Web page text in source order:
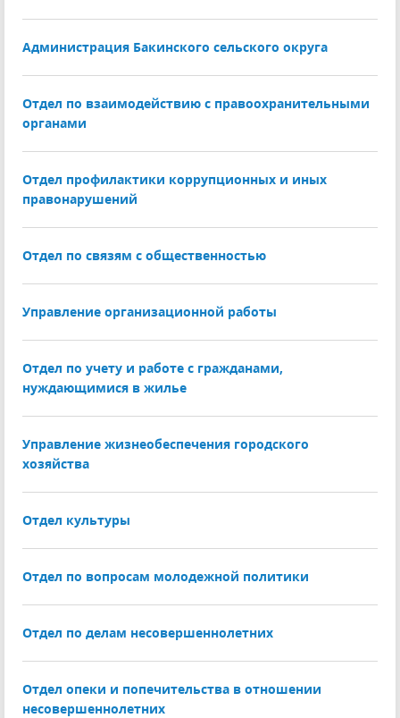
Администрация Бакинского сельского округа
Отдел по взаимодействию с правоохранительными
органами
Отдел профилактики коррупционных и иных
правонарушений
Отдел по связям с общественностью
Управление организационной работы
Отдел по учету и работе с гражданами,
нуждающимися в жилье
Управление жизнеобеспечения городского
хозяйства
Отдел культуры
Отдел по вопросам молодежной политики
Отдел по делам несовершеннолетних
Отдел опеки и попечительства в отношении
несовершеннолетних